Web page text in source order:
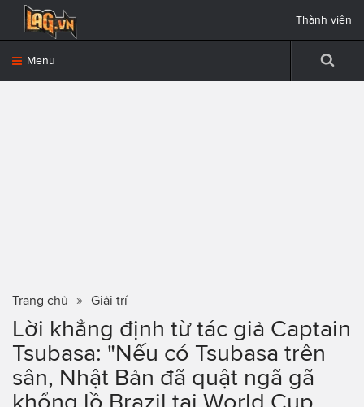
Menu
Thành viên
Trang chủ Giải trí
Lời khẳng định từ tác giả Captain
Tsubasa: "Nếu có Tsubasa trên
sân, Nhật Bản đã quật ngã gã
khổng lồ Brazil tại World Cup